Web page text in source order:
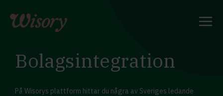
content
Bolagsintegration
På Wisorys plattform hittar du några av Sveriges ledande